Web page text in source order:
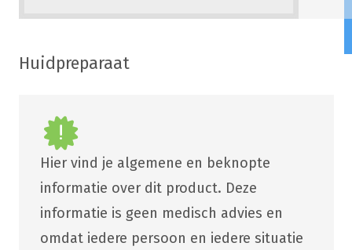
Huidpreparaat
Hier vind je algemene en beknopte
informatie over dit product. Deze
informatie is geen medisch advies en
omdat iedere persoon en iedere situatie